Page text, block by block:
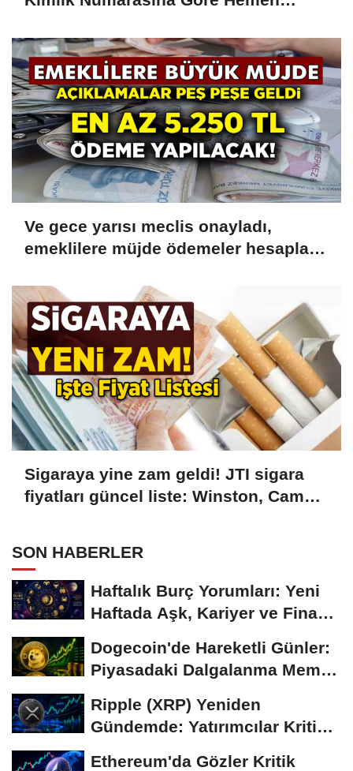
Ve gece yarısı meclis onayladı,
emeklilere müjde ödemeler hesaplara
Çekebilirsiniz!
Sigaraya yine zam geldi! JTI sigara
fiyatları güncel liste: Winston, Camel,
SON HABERLER
Haftalık Burç Yorumları: Yeni
Haftada Aşk, Kariyer ve Finans
Dogecoin'de Hareketli Günler:
Piyasadaki Dalgalanma Meme
Ripple (XRP) Yeniden
Gündemde: Yatırımcılar Kritik
Ethereum'da Gözler Kritik